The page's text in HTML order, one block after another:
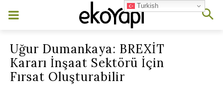
Uğur Dumankaya: BREXİT
Kararı İnşaat Sektörü İçin
Fırsat Oluşturabilir
Turkish